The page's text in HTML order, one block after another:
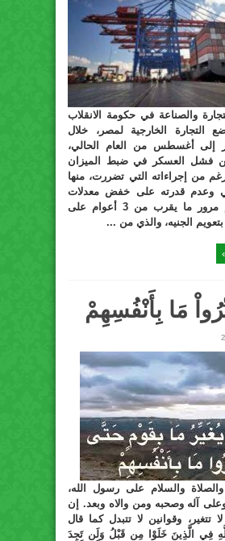
والصناعة في حكومة الانقلاب
التجارة الخارجية لمصر، خلال
إلى أغسطس من العام الحالي،
فشل العسكر في ضبط الميزان
من إجراءاته التي تضررت، منها
وعدم قدرته على خفض معدلات
الاستيراد. ورغم مرور ما يقرب من 3 أعوام على
الجنيه، والذي من ...
مَا بِأَنْفُسِهِمْ
والسلام على رسول الله،
آله وصحبه ومن والاه وبعد. إن
تتغير، وقوانين لا تتبدل كما قال
فِي الَّذِينَ خَلَوْا مِن قَبْلُ وَلَن تَجِدَ